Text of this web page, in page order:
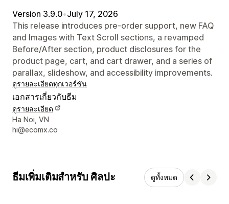
Version 3.9.0•July 17, 2026
This release introduces pre-order support, new FAQ
and Images with Text Scroll sections, a revamped
Before/After section, product disclosures for the
product page, cart, and cart drawer, and a series of
parallax, slideshow, and accessibility improvements.
ดูรายละเอียดทุกเวอร์ชัน
เอกสารเกี่ยวกับธีม
ดูรายละเอียด
รายละเอียดการติดต่อผู้ออกแบบ
Ha Noi, VN
hi@ecomx.co
ธีมเพิ่มเติมสำหรับ ศิลปะ ดูทั้งหมด